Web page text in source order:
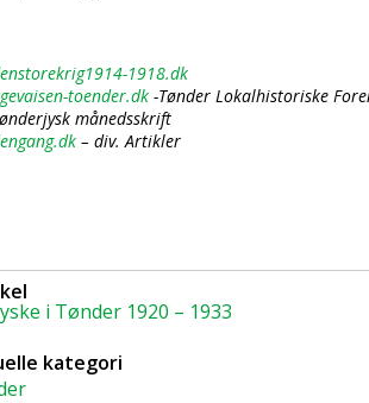
1918.dk
toender.dk -Tønder Lokalhistoriske
månedsskrift
– div. Artikler
i Tønder 1920 – 1933
kategori